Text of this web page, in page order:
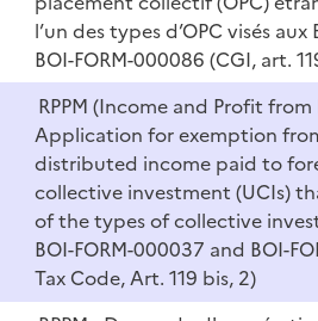
r
i
e
r
l’un des types d’OPC visés
BOI-FORM-000086 (CGI, art.
RPPM (Income and Profit
Application for exemption
distributed income paid to
collective investment (UCIs)
of the types of collective
BOI-FORM-000037 and BOI-
Tax Code, Art. 119 bis, 2)